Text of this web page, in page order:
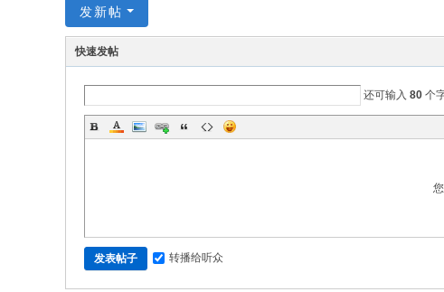
发新帖
快速发帖
还可输入 80 个
发表帖子 转播给听众